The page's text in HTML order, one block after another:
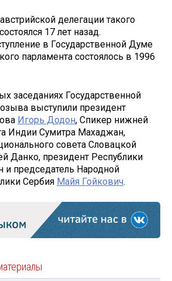
делегации такого
17 лет назад.
в Государственной Думе
парламента состоялось в 1996
заседаниях Государственной
выступили президент
Игорь Додон, Спикер нижней
Индии Сумитра Махаджан,
совета Словацкой
Данко, президент Республики
председатель Народной
Сербия Майя Гойкович.